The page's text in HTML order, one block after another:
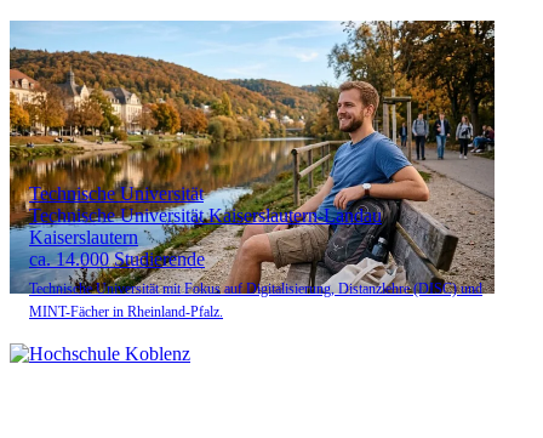
Technische Universität
Technische Universität Kaiserslautern-Landau
Kaiserslautern
ca. 14.000 Studierende
Technische Universität mit Fokus auf Digitalisierung, Distanzlehre (DISC) und
MINT-Fächer in Rheinland-Pfalz.